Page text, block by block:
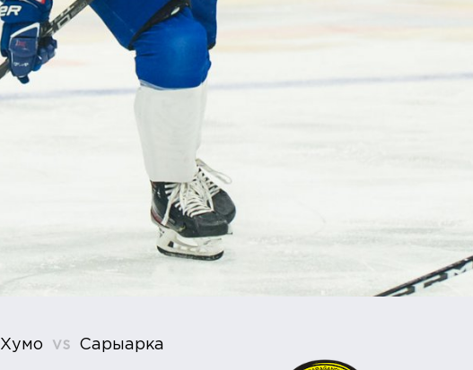
Хумо vs Сарыарка